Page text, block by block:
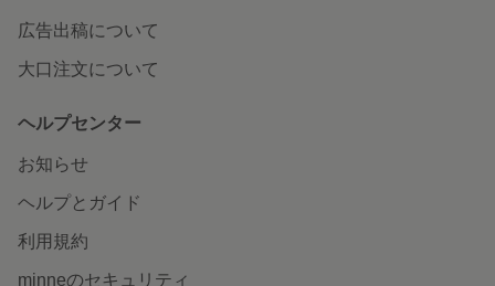
広告出稿について
大口注文について
ヘルプセンター
お知らせ
ヘルプとガイド
利用規約
minneのセキュリティ